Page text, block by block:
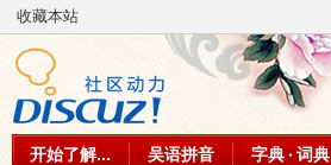
收藏本站
开始了解... 吴语拼音 字典 · 词典